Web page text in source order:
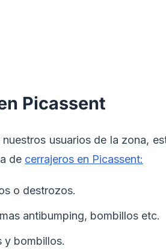
Picassent
usuarios de la zona,
de cerrajeros en Picassent:
o destrozos.
antibumping, bombillos etc.
y bombillos.